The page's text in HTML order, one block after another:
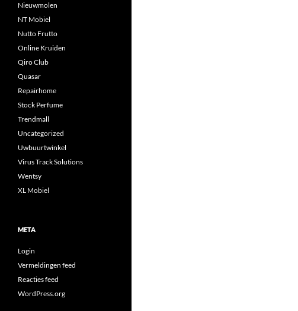
Nieuwmolen
NT Mobiel
Nutto Frutto
Online Kruiden
Qiro Club
Quasar
Repairhome
Stock Perfume
Trendmall
Uncategorized
Uwbuurtwinkel
Virus Track Solutions
Wentsy
XL Mobiel
META
Login
Vermeldingen feed
Reacties feed
WordPress.org